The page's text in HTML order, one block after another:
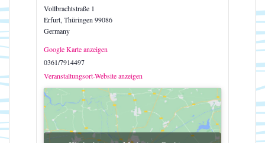
Vollbrachtstraße 1
Erfurt, Thüringen 99086
Germany
Google Karte anzeigen
0361/7914497
Veranstaltungsort-Website anzeigen